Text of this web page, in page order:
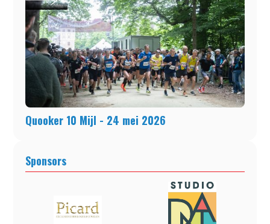
Quooker 10 Mijl - 24 mei 2026
Sponsors